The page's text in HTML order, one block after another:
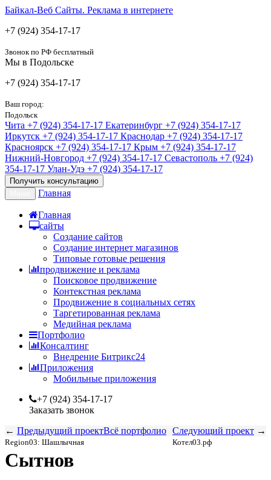
Байкал-Веб Сайты. Реклама в интернете
+7 (924) 354-17-17
Звонок по РФ бесплатный
Мы в Подольске
+7 (924) 354-17-17
Ваш город:
Подольск
Чита +7 (924) 354-17-17 Екатеринбург +7 (924) 354-17-17
Иркутск +7 (924) 354-17-17 Краснодар +7 (924) 354-17-17
Красноярск +7 (924) 354-17-17 Крым +7 (924) 354-17-17
Нижний-Новгород +7 (924) 354-17-17 Севастополь +7 (924)
354-17-17 Улан-Удэ +7 (924) 354-17-17
Получить консультацию
Главная
Главная
сайты
Создание сайтов
Создание интернет магазинов
Типовые готовые решения
продвижение и реклама
Поисковое продвижение
Контекстная реклама
Продвижение в социальных сетях
Таргетированная реклама
Медийная реклама
Портфолио
Консалтинг
Внедрение Битрикс24
Приложения
Мобильные приложения
+7 (924) 354-17-17
Заказать звонок
← Предыдущий проект
Region03: Шашлычная
Всё портфолио Следующий проект →
Котел03.рф
Сытнов